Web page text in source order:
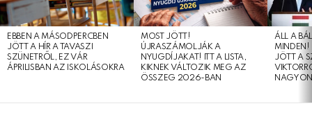
EBBEN A MÁSODPERCBEN
JÖTT A HÍR A TAVASZI
SZÜNETRŐL, EZ VÁR
ÁPRILISBAN AZ ISKOLÁSOKRA
MOST JÖTT!
ÚJRASZÁMOLJÁK A
NYUGDÍJAKAT! ITT A LISTA,
KIKNEK VÁLTOZIK MEG AZ
ÖSSZEG 2026-BAN
ÁLL A
MINDEN!
JÖTT A